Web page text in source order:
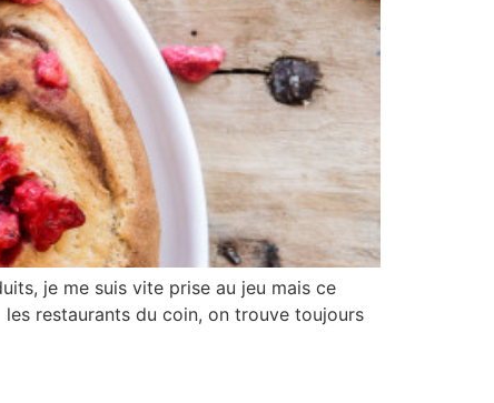
je me suis vite prise au jeu mais ce
les restaurants du coin, on trouve toujours